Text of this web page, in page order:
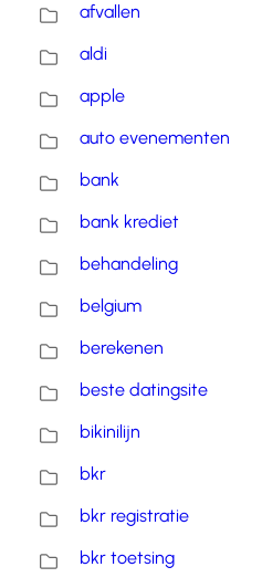
afvallen
aldi
apple
auto evenementen
bank
bank krediet
behandeling
belgium
berekenen
beste datingsite
bikinilijn
bkr
bkr registratie
bkr toetsing